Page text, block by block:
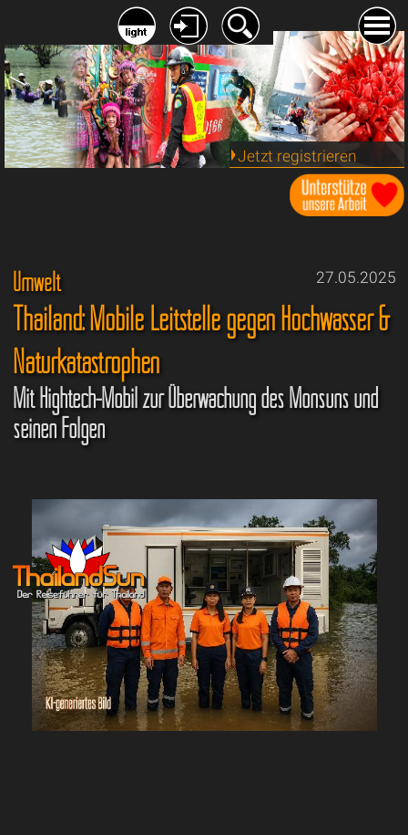
Jetzt registrieren
27.05.2025
Umwelt
Thailand: Mobile Leitstelle gegen Hochwasser &
Naturkatastrophen
Mit Hightech-Mobil zur Überwachung des Monsuns und
seinen Folgen